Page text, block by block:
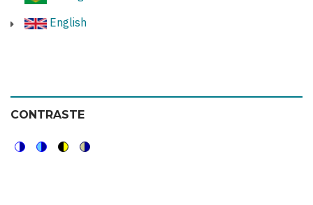
English
CONTRASTE